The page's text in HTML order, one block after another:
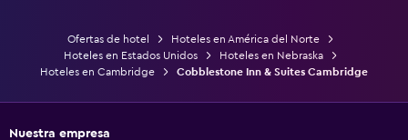
Ofertas de hotel
Hoteles en América del Norte
Hoteles en Estados Unidos
Hoteles en Nebraska
Hoteles en Cambridge
Cobblestone Inn & Suites Cambridge
Nuestra empresa